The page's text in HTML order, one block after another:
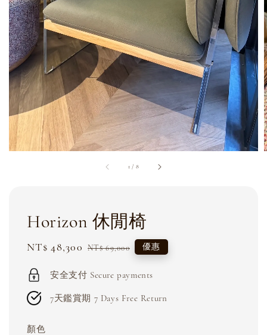
1 / 8
Horizon 休閒椅
Sale
NT$ 48,300 Regular
NT$ 69,000 優惠
安全支付 Secure payments
7天鑑賞期 7 Days Free Return
顏色